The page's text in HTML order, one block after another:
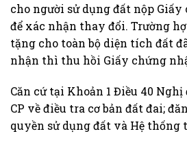
cho người sử dụng đất nộp
để xác nhận thay đổi. Trường
tặng cho toàn bộ diện tích đất
nhận thì thu hồi Giấy chứng
Căn cứ tại Khoản 1 Điều 40 Nghị
CP về điều tra cơ bản đất đai;
quyền sử dụng đất và Hệ thống